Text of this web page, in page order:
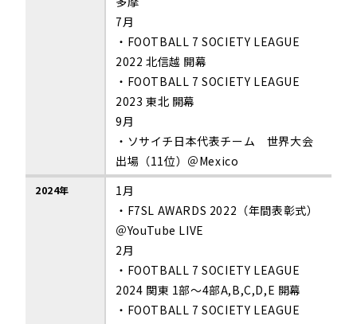
7月
・FOOTBALL 7 SOCIETY LEAGUE
2022 北信越 開幕
・FOOTBALL 7 SOCIETY LEAGUE
2023 東北 開幕
9月
・ソサイチ日本代表チーム 世界大会
出場（11位）＠Mexico
2024年
1月
・F7SL AWARDS 2022（年間表彰式）
＠YouTube LIVE
2月
・FOOTBALL 7 SOCIETY LEAGUE
2024 関東 1部～4部A,B,C,D,E 開幕
・FOOTBALL 7 SOCIETY LEAGUE